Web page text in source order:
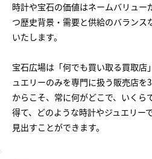
時計や宝石の価値はネームバリュー
つ歴史背景・需要と供給のバランス
いたします。
宝石広場は「何でも買い取る買取店
ュエリーのみを専門に扱う販売店
からこそ、常に何がどこで、いくら
得て、どのような時計やジュエリー
見出すことができます。